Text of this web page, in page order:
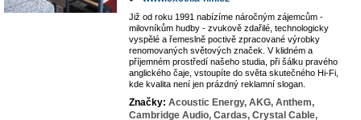
Již od roku 1991 nabízíme náročným zájemcům -
milovníkům hudby - zvukově zdařilé, technologicky
vyspělé a řemeslně poctivě zpracované výrobky
renomovaných světových značek. V klidném a
příjemném prostředí našeho studia, při šálku pravého
anglického čaje, vstoupíte do světa skutečného Hi-Fi,
kde kvalita není jen prázdný reklamní slogan.
Značky: Acoustic Energy, AKG, Anthem,
Cambridge Audio, Cardas, Crystal Cable,